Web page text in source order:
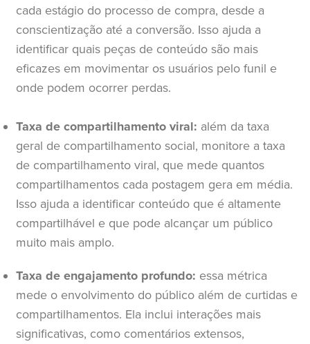
cada estágio do processo de compra, desde a
conscientização até a conversão. Isso ajuda a
identificar quais peças de conteúdo são mais
eficazes em movimentar os usuários pelo funil e
onde podem ocorrer perdas.
Taxa de compartilhamento viral: além da taxa
geral de compartilhamento social, monitore a taxa
de compartilhamento viral, que mede quantos
compartilhamentos cada postagem gera em média.
Isso ajuda a identificar conteúdo que é altamente
compartilhável e que pode alcançar um público
muito mais amplo.
Taxa de engajamento profundo: essa métrica
mede o envolvimento do público além de curtidas e
compartilhamentos. Ela inclui interações mais
significativas, como comentários extensos,